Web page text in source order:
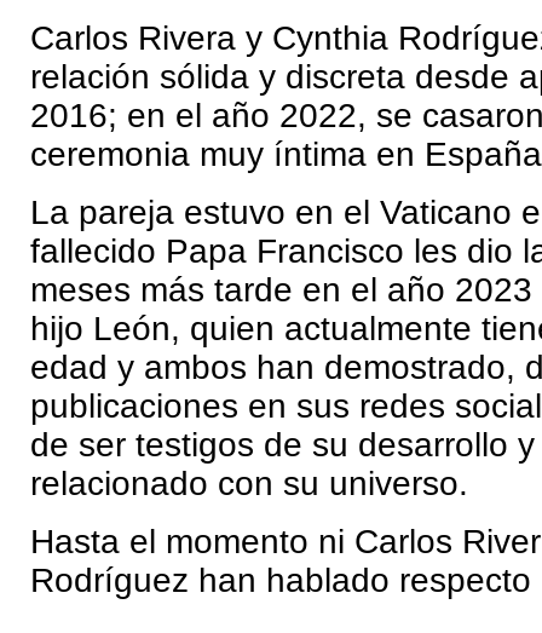
Carlos Rivera y Cynthia
relación sólida y discreta desde
2016; en el año 2022, se
ceremonia muy íntima en
La pareja estuvo en el Vaticano
fallecido Papa Francisco les dio
meses más tarde en el año
hijo León, quien actualmente
edad y ambos han demostrado,
publicaciones en sus redes
de ser testigos de su desarrollo
relacionado con su universo.
Hasta el momento ni Carlos
Rodríguez han hablado